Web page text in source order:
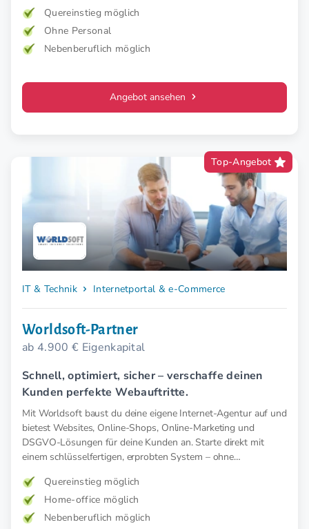
weniger Schmerz und spürbar mehr Lebensfreude. Mehr
Wirkung. Klare Zielgruppe. Starkes Konzept.
Quereinstieg möglich
Ohne Personal
Nebenberuflich möglich
Angebot ansehen
Top-Angebot
IT & Technik Internetportal & e-Commerce
Worldsoft-Partner
ab 4.900 € Eigenkapital
Schnell, optimiert, sicher – verschaffe deinen
Kunden perfekte Webauftritte.
Mit Worldsoft baust du deine eigene Internet-Agentur auf und
bietest Websites, Online-Shops, Online-Marketing und
DSGVO-Lösungen für deine Kunden an. Starte direkt mit
einem schlüsselfertigen, erprobten System – ohne
Quereinstieg möglich
Home-office möglich
Nebenberuflich möglich